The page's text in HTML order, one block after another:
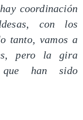
coordinación
con los
tanto, vamos a
pero la gira
han sido